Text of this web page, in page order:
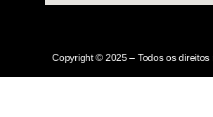
Copyright © 2025 – Todos os direitos